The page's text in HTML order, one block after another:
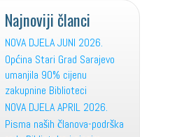
Najnoviji članci
NOVA DJELA JUNI 2026.
Općina Stari Grad Sarajevo
umanjila 90% cijenu
zakupnine Biblioteci
NOVA DJELA APRIL 2026.
Pisma naših članova-podrška